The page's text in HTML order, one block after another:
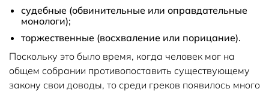
судебные (обвинительные или оправдательные
монологи);
торжественные (восхваление или порицание).
Поскольку это было время, когда человек мог на
общем собрании противопоставить существующему
закону свои доводы, то среди греков появилось много